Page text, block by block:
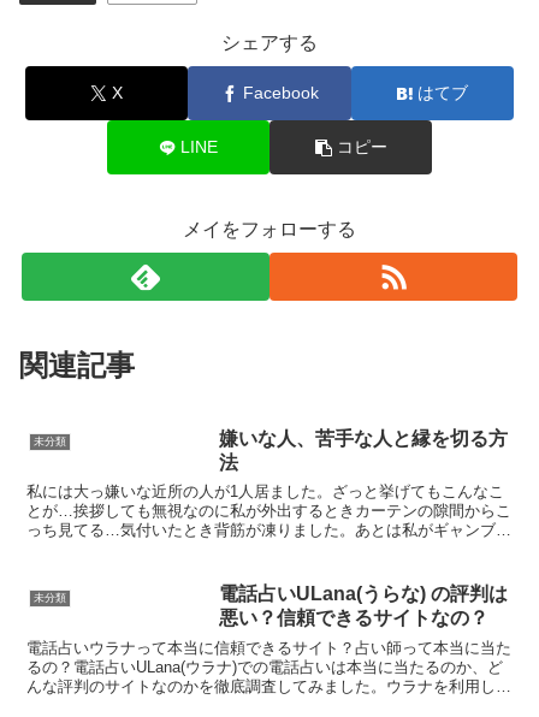
シェアする
X Facebook はてブ
LINE コピー
メイをフォローする
関連記事
未分類
嫌いな人、苦手な人と縁を切る方
法
私には大っ嫌いな近所の人が1人居ました。ざっと挙げてもこんなこ
とが…挨拶しても無視なのに私が外出するときカーテンの隙間からこ
っち見てる…気付いたとき背筋が凍りました。あとは私がギャンブル
未分類
電話占いULana(うらな) の評判は
悪い？信頼できるサイトなの？
電話占いウラナって本当に信頼できるサイト？占い師って本当に当た
るの？電話占いULana(ウラナ)での電話占いは本当に当たるのか、ど
んな評判のサイトなのかを徹底調査してみました。ウラナを利用して